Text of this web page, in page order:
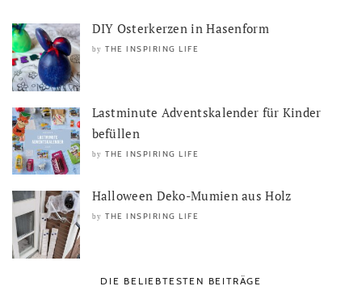
DIY Osterkerzen in Hasenform
by THE INSPIRING LIFE
Lastminute Adventskalender für Kinder
befüllen
by THE INSPIRING LIFE
Halloween Deko-Mumien aus Holz
by THE INSPIRING LIFE
DIE BELIEBTESTEN BEITRÄGE